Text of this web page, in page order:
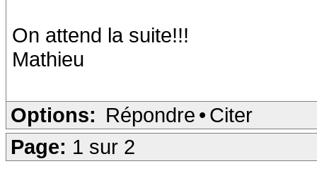
On attend la suite!!!
Mathieu
Options: Répondre • Citer
Page: 1 sur 2